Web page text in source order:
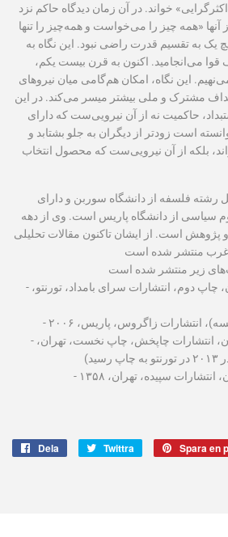
خواند. در آن زمان دیدگاه حاکم نزد
آنها «همه چیز را می‌خواست و همه‌چیز را تنها
به تقسیم قدرت راضی نبود. این نگاه به‌
می‌انجامید. اکنون به قرن بیست یکم،
این نگاه، امکان هم‌گامی میان نیروهای
مشترک و ملی بیشتر میسر می‌کند. در این
حاکمیت نه از آن نیرویی‌ست که دارای
است زودتر از دیگران به جلو بشتابد و
بلکه از آن نیرویی‌ست که محصول انتخاب
رشته فلسفه از دانشگاه سوربن و دارای
سياسی از دانشگاه پاريس است. وی از دهه
پژوهش است. از ايشان تاکنون مقالات تحليلی
- جهانی شدن مدرنیته و ایران، چاپ دوم، انتشارات سرای بامداد، تورنتو،
انتشارات زاگروس، پاریس، ۲۰۰۶
- مدرنیته، جهانی شدن و ایران، انتشارات چاپخش، چاپ نخست، تهران،
سپیده، تهران، ۱۳۵۸
Dela
Dela
Twittra
Twittra
Spara en